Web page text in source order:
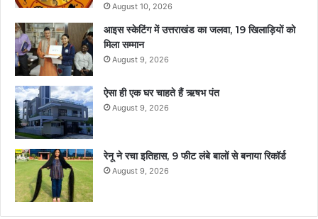
August 10, 2026
आइस स्केटिंग में उत्तराखंड का जलवा, 19 खिलाड़ियों को
मिला सम्मान
August 9, 2026
ऐसा ही एक घर चाहते हैं ऋषभ पंत
August 9, 2026
रेनू ने रचा इतिहास, 9 फीट लंबे बालों से बनाया रिकॉर्ड
August 9, 2026